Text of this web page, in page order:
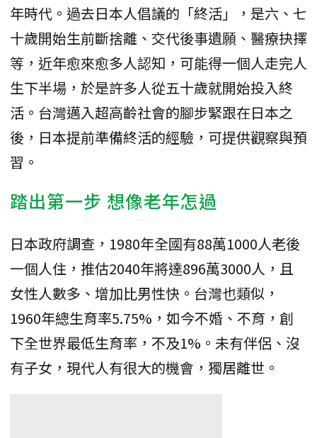
年時代。過去日本人倡議的「終活」，是六、七
十歲開始生前斷捨離、交代後事遺願、醫療抉擇
等，近年愈來愈多人認知，可能得一個人走完人
生下半場，於是許多人從五十歲就開始投入終
活。台灣邁入超高齡社會的腳步緊跟在日本之
後，日本提前準備終活的經驗，可提供觀察與預
習。
踏出第一步 想像老年怎過
日本政府調查，1980年全國有88萬1000人老後
一個人住，推估2040年將達896萬3000人，且
女性人數多、增加比男性快。台灣也類似，
1960年總生育率5.75%，如今不婚、不育，創
下全世界最低生育率，不及1%。未有伴侶、沒
有子女，現代人有很大的機會，獨居離世。